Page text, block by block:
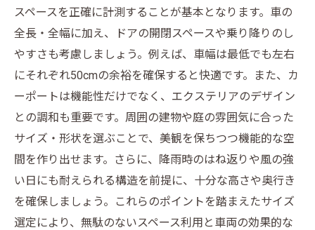
スペースを正確に計測することが基本となります。車の
全長・全幅に加え、ドアの開閉スペースや乗り降りのし
やすさも考慮しましょう。例えば、車幅は最低でも左右
にそれぞれ50cmの余裕を確保すると快適です。また、カ
ーポートは機能性だけでなく、エクステリアのデザイン
との調和も重要です。周囲の建物や庭の雰囲気に合った
サイズ・形状を選ぶことで、美観を保ちつつ機能的な空
間を作り出せます。さらに、降雨時のはね返りや風の強
い日にも耐えられる構造を前提に、十分な高さや奥行き
を確保しましょう。これらのポイントを踏まえたサイズ
選定により、無駄のないスペース利用と車両の効果的な